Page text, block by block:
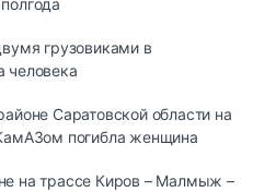
грузовиками в
человека
Саратовской области на
погибла женщина
на трассе Киров – Малмыж –